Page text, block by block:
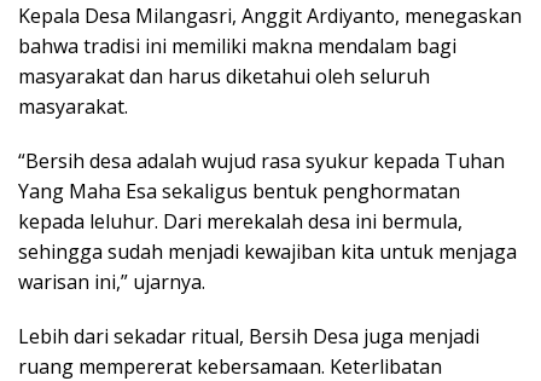
Kepala Desa Milangasri, Anggit Ardiyanto, menegaskan
bahwa tradisi ini memiliki makna mendalam bagi
masyarakat dan harus diketahui oleh seluruh
masyarakat.
“Bersih desa adalah wujud rasa syukur kepada Tuhan
Yang Maha Esa sekaligus bentuk penghormatan
kepada leluhur. Dari merekalah desa ini bermula,
sehingga sudah menjadi kewajiban kita untuk menjaga
warisan ini,” ujarnya.
Lebih dari sekadar ritual, Bersih Desa juga menjadi
ruang mempererat kebersamaan. Keterlibatan